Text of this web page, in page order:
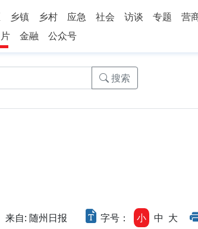
乡镇 乡村 应急 社会 访谈 专题 营
金融 公众号
搜索
来自: 随州日报 字号： 小 中 大